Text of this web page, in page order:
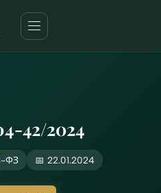
42/2024
ФЗ 📅 22.01.2024